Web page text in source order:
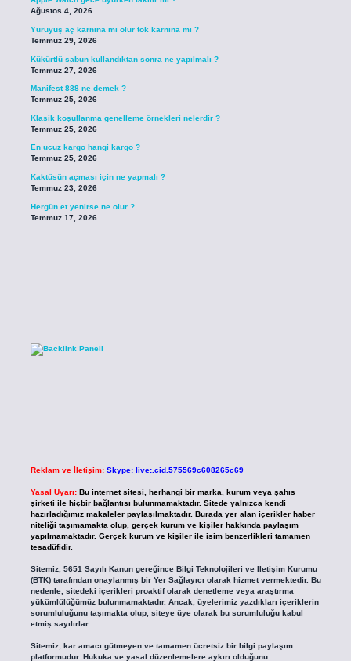
Ağustos 4, 2026
Yürüyüş aç karnına mı olur tok karnına mı ?
Temmuz 29, 2026
Kükürtlü sabun kullandıktan sonra ne yapılmalı ?
Temmuz 27, 2026
Manifest 888 ne demek ?
Temmuz 25, 2026
Klasik koşullanma genelleme örnekleri nelerdir ?
Temmuz 25, 2026
En ucuz kargo hangi kargo ?
Temmuz 25, 2026
Kaktüsün açması için ne yapmalı ?
Temmuz 23, 2026
Hergün et yenirse ne olur ?
Temmuz 17, 2026
Reklam ve İletişim: Skype: live:.cid.575569c608265c69
Yasal Uyarı: Bu internet sitesi, herhangi bir marka, kurum veya şahıs
şirketi ile hiçbir bağlantısı bulunmamaktadır. Sitede yalnızca kendi
hazırladığımız makaleler paylaşılmaktadır. Burada yer alan içerikler haber
niteliği taşımamakta olup, gerçek kurum ve kişiler hakkında paylaşım
yapılmamaktadır. Gerçek kurum ve kişiler ile isim benzerlikleri tamamen
tesadüfidir.
Sitemiz, 5651 Sayılı Kanun gereğince Bilgi Teknolojileri ve İletişim Kurumu
(BTK) tarafından onaylanmış bir Yer Sağlayıcı olarak hizmet vermektedir. Bu
nedenle, sitedeki içerikleri proaktif olarak denetleme veya araştırma
yükümlülüğümüz bulunmamaktadır. Ancak, üyelerimiz yazdıkları içeriklerin
sorumluluğunu taşımakta olup, siteye üye olarak bu sorumluluğu kabul
etmiş sayılırlar.
Sitemiz, kar amacı gütmeyen ve tamamen ücretsiz bir bilgi paylaşım
platformudur. Hukuka ve yasal düzenlemelere aykırı olduğunu